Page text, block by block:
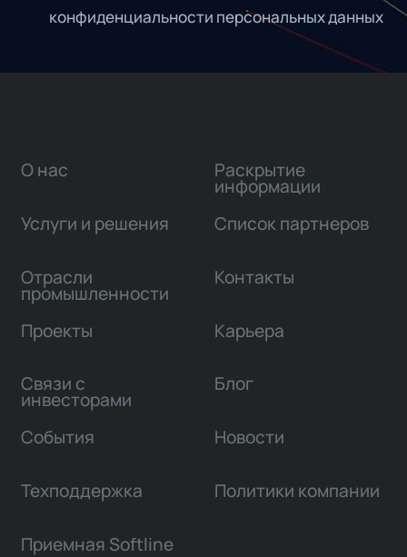
конфиденциальности персональных данных
О нас
Услуги и решения
Отрасли
промышленности
Проекты
Связи с
инвесторами
Раскрытие
информации
Список партнеров
Контакты
Карьера
Блог
События Новости
Техподдержка Политики компании
Приемная Softline